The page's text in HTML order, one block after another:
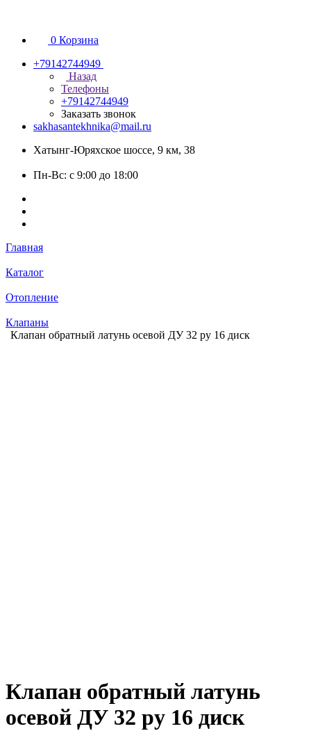
0 Корзина
+79142744949
Назад
Телефоны
+79142744949
Заказать звонок
sakhasantekhnika@mail.ru
Хатынг-Юряхское шоссе, 9 км, 38
Пн-Вс: с 9:00 до 18:00
Главная
Каталог
Отопление
Клапаны
Клапан обратный латунь осевой ДУ 32 ру 16 диск
Клапан обратный латунь
осевой ДУ 32 ру 16 диск